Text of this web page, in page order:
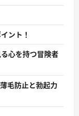
ント！
心を持つ冒険者
毛防止と勃起力